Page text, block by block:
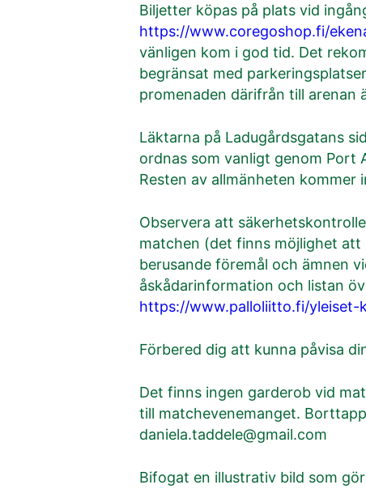
Biljetter köpas på plats vid
https://www.coregoshop.fi/
vänligen kom i god tid. Det
begränsat med
promenaden därifrån till arenan
Läktarna på Ladugårdsgatans
ordnas som vanligt genom Port
Resten av allmänheten kommer
Observera att
matchen (det finns möjlighet
berusande föremål och ämnen
åskådarinformation och listan
https://www.palloliitto.fi/yleiset-
Förbered dig att kunna påvisa
Det finns ingen garderob vid
till matchevenemanget.
daniela.taddele@gmail.com
Bifogat en illustrativ bild som